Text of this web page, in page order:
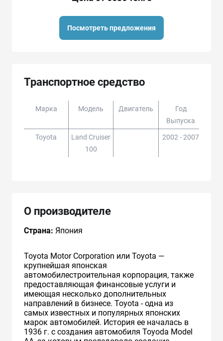
Посмотреть предложения
Транспортное средство
Марка Модель Двигатель
Год
Выпуска
Toyota
Land Cruiser
100
2002 - 2007
О производителе
Страна: Япония
Toyota Motor Corporation или Toyota —
крупнейшая японская
автомобилестроительная корпорация, также
предоставляющая финансовые услуги и
имеющая несколько дополнительных
направлений в бизнесе. Toyota - одна из
самых известных и популярных японских
марок автомобилей. История ее началась в
1936 г. с создания автомобиля Toyoda Model